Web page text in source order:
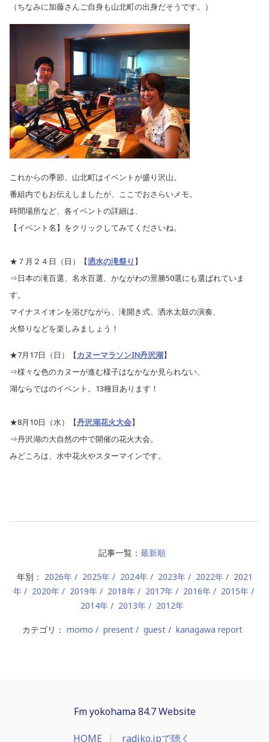
（ちなみに加藤さんご自身も山北町の出身だそうです。）
これからの季節、山北町はイベントが盛り沢山。
番組内でもお伝えしましたが、ここでおさらいメモ。
時間場所など、各イベントの詳細は、
【イベント名】をクリックしてみてくださいね。
★７月２４日（日）【洒水の滝祭り】
⇒日本の滝百選、名水百選、かながわの景勝50選にも選ばれていま
す。
マイナスイオンを浴びながら、滝開き式、洒水太鼓の演奏、
火祭りなどを楽しみましょう！
★7月17日（日）【カヌーマラソンIN丹沢湖】
⇒様々な色のカヌーが進む様子はなかなか見られない、
湖ならではのイベント。13種目あります！
★8月10日（水）【丹沢湖花火大会】
⇒丹沢湖の大自然の中で開催の花火大会。
みどころは、水中花火やスターマインです。
記事一覧： 最新順
年別： 2026年 2025年 2024年 2023年 2022年
2021
年
2020年 2019年 2018年 2017年 2016年
2015年
2014年
2013年 2012年
カテゴリ： momo present guest kanagawa report
Fm yokohama 84.7 Website
HOME radiko.jpで聴く